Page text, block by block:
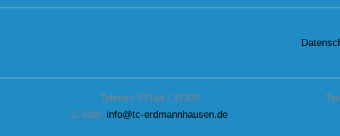
Telefon: 07144 / 37305
E-Mail: info@tc-erdmannhausen.de